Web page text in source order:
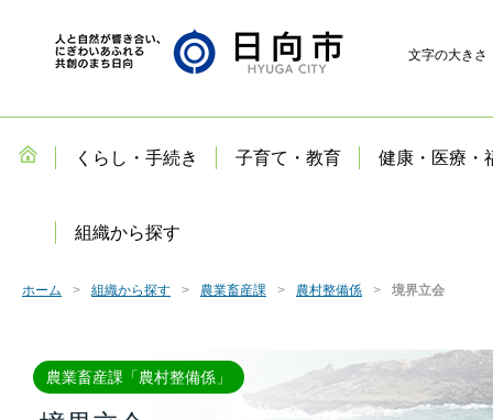
文字の大きさ
くらし・手続き 子育て・教育 健康・医療・
組織から探す
ホーム 組織から探す 農業畜産課 農村整備係 境界立会
農業畜産課「農村整備係」